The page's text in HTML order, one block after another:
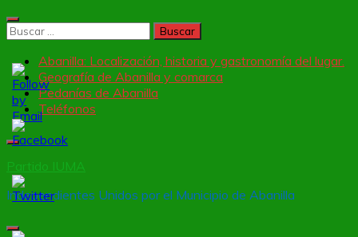
Saltar
al
Buscar:
Abanilla: Localización, historia y gastronomía del lugar.
Geografía de Abanilla y comarca
Pedanías de Abanilla
Teléfonos
Partido IUMA
Independientes Unidos por el Municipio de Abanilla